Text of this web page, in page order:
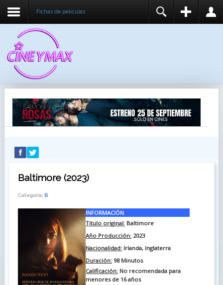
Fichas de peliculas
RECUÉRDEME
IDENTIFICARSE
REGISTER
Baltimore (2023)
Categoría: B
INFORMACIÓN
Titulo original:Baltimore
Año Producción:2023
Nacionalidad:Irlanda, Inglaterra
Duración:98 Minutos
Calificación:No recomendada para
menores de 16 años